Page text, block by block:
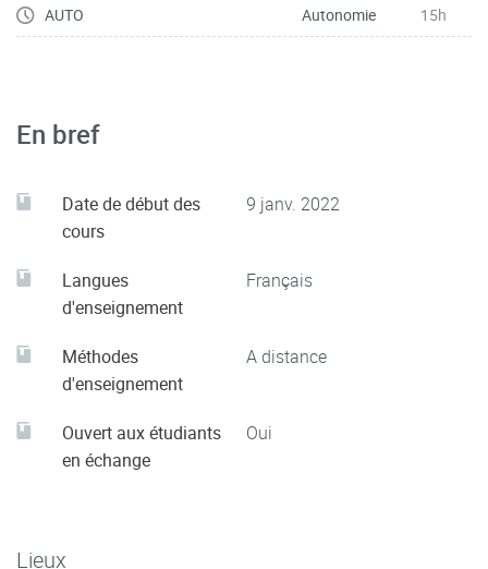
AUTO Autonomie 15h
En bref
Date de début des
cours
9 janv. 2022
Langues
d'enseignement
Français
Méthodes
d'enseignement
A distance
Ouvert aux étudiants
en échange
Oui
Lieux